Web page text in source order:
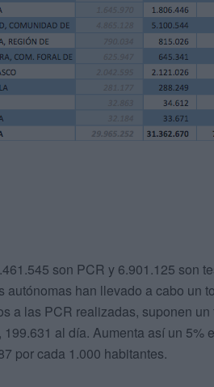
son PCR y 6.901.125 son
autónomas han llevado a cabo un
a las PCR realizadas, suponen
199.631 al día. Aumenta así un
por cada 1.000 habitantes.